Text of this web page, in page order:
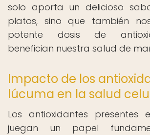
solo aporta un delicioso
platos, sino que también
potente dosis de
benefician nuestra salud de
Impacto de los
lúcuma en la salud
Los antioxidantes presentes
juegan un papel